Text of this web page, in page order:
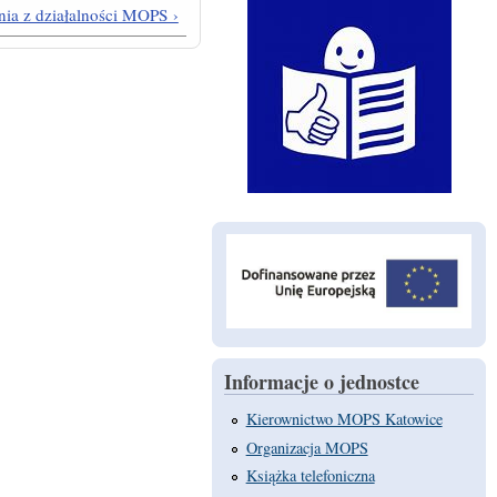
z działalności MOPS ›
Informacje o jednostce
Kierownictwo MOPS Katowice
Organizacja MOPS
Książka telefoniczna